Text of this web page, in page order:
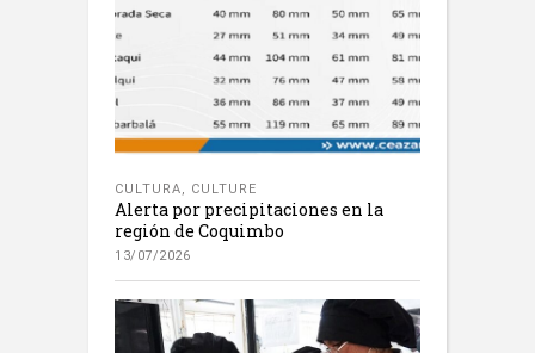
CULTURA, CULTURE
Alerta por precipitaciones en la
región de Coquimbo
13/07/2026